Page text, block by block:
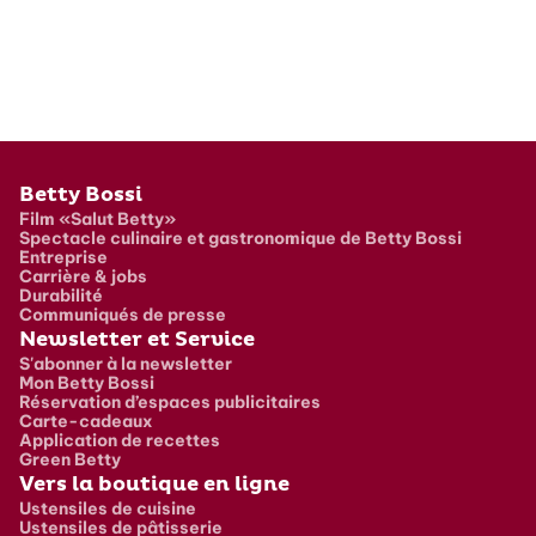
Pied de page
Betty Bossi
Film «Salut Betty»
Spectacle culinaire et gastronomique de Betty Bossi
Entreprise
Carrière & jobs
Durabilité
Communiqués de presse
Newsletter et Service
S'abonner à la newsletter
Mon Betty Bossi
Réservation d’espaces publicitaires
Carte-cadeaux
Application de recettes
Green Betty
Vers la boutique en ligne
Ustensiles de cuisine
Ustensiles de pâtisserie